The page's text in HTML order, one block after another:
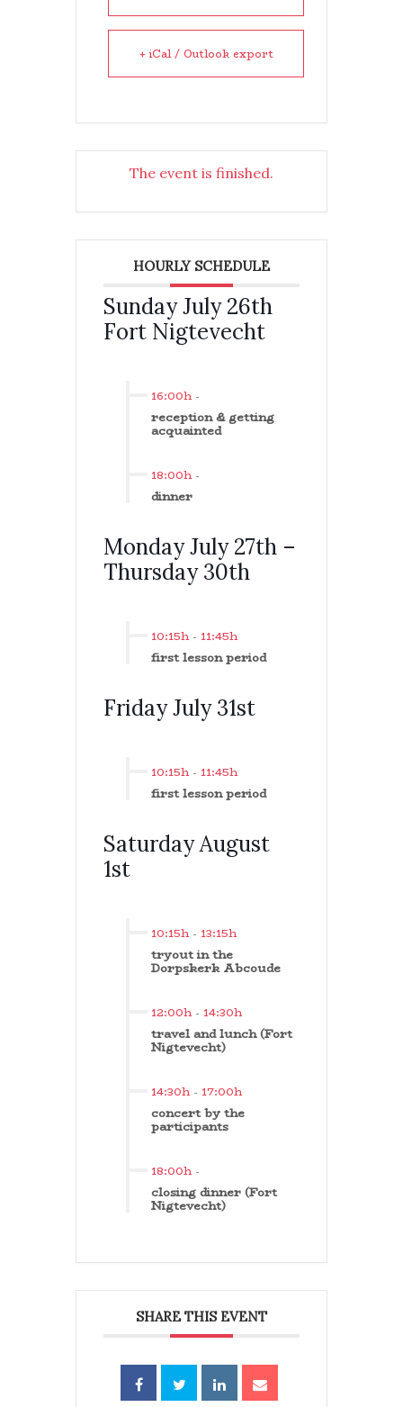
+ iCal / Outlook export
The event is finished.
HOURLY SCHEDULE
Sunday July 26th
Fort Nigtevecht
16:00h-
reception & getting
acquainted
18:00h-
dinner
Monday July 27th –
Thursday 30th
10:15h- 11:45h
first lesson period
Friday July 31st
10:15h - 11:45h
first lesson period
Saturday August
1st
10:15h- 13:15h
tryout in the
Dorpskerk Abcoude
12:00h- 14:30h
travel and lunch (Fort
Nigtevecht)
14:30h- 17:00h
concert by the
participants
18:00h-
closing dinner (Fort
Nigtevecht)
SHARE THIS EVENT